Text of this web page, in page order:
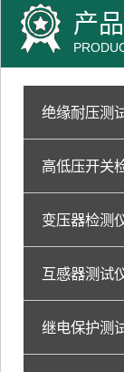
产
绝缘耐压测
高低压开关
变压器检测
互感器测试
继电保护测